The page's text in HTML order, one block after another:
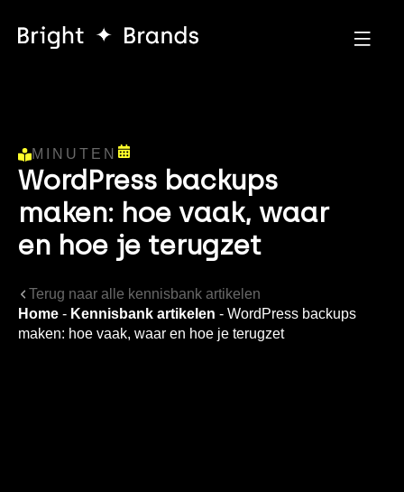
MINUTEN
WordPress backups
maken: hoe vaak, waar
en hoe je terugzet
Terug naar alle kennisbank artikelen
Home - Kennisbank artikelen - WordPress backups
maken: hoe vaak, waar en hoe je terugzet